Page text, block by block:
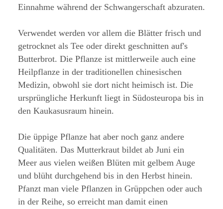
Einnahme während der Schwangerschaft abzuraten.
Verwendet werden vor allem die Blätter frisch und
getrocknet als Tee oder direkt geschnitten auf's
Butterbrot. Die Pflanze ist mittlerweile auch eine
Heilpflanze in der traditionellen chinesischen
Medizin, obwohl sie dort nicht heimisch ist. Die
ursprüngliche Herkunft liegt in Südosteuropa bis in
den Kaukasusraum hinein.
Die üppige Pflanze hat aber noch ganz andere
Qualitäten. Das Mutterkraut bildet ab Juni ein
Meer aus vielen weißen Blüten mit gelbem Auge
und blüht durchgehend bis in den Herbst hinein.
Pfanzt man viele Pflanzen in Grüppchen oder auch
in der Reihe, so erreicht man damit einen